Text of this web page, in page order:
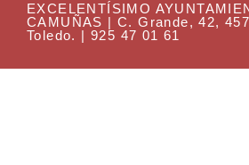
EXCELENTÍSIMO
CAMUÑAS | C. Grande, 42,
Toledo. | 925 47 01 61